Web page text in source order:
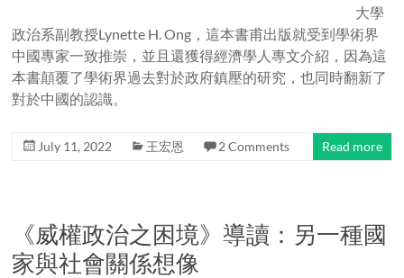
大學
政治系副教授Lynette H. Ong，這本書甫出版就受到學術界
中國專家一致推崇，並且還獲得經濟學人專文介紹，因為這
本書顛覆了學術界過去對於政府鎮壓的研究，也同時翻新了
對於中國的認識。
July 11, 2022 王宏恩 2 Comments Read more
《威權政治之困境》導讀：另一種國
家與社會關係想像